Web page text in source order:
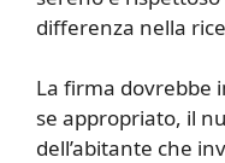
differenza nella
La firma dovrebbe
se appropriato, il
dell’abitante che